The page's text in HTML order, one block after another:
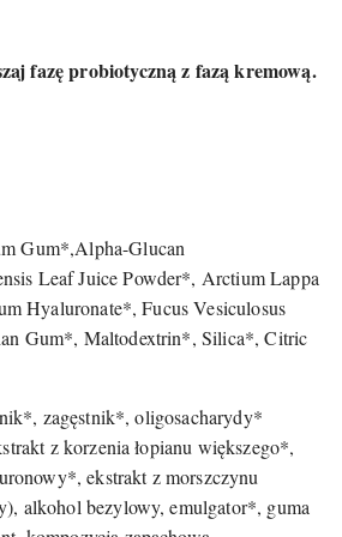
fazę probiotyczną z fazą kremową.
Gum*,Alpha-Glucan
Leaf Juice Powder*, Arctium Lappa
Hyaluronate*, Fucus Vesiculosus
Gum*, Maltodextrin*, Silica*, Citric
zagęstnik*, oligosacharydy*
z korzenia łopianu większego*,
ekstrakt z morszczynu
alkohol bezylowy, emulgator*, guma